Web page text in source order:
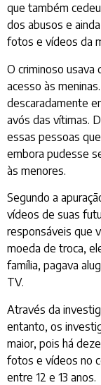
que também
dos abusos e
fotos e vídeos da
O criminoso
acesso às
descaradamente
avós das vítimas.
essas pessoas
embora pudesse
às menores.
Segundo a
vídeos de suas
responsáveis que
moeda de troca,
família, pagava
TV.
Através da
entanto, os
maior, pois há
fotos e vídeos no
entre 12 e 13 anos.